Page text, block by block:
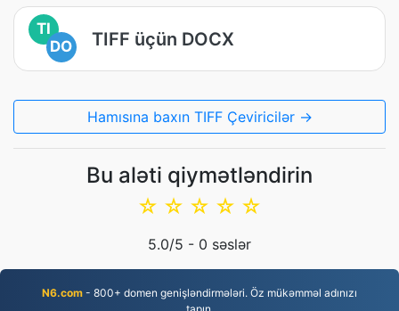
TI
DO
TIFF üçün DOCX
Hamısına baxın TIFF Çeviricilər →
Bu aləti qiymətləndirin
☆
☆
☆
☆
☆
5.0/5 - 0 səslər
N6.com - 800+ domen genişləndirmələri. Öz mükəmməl adınızı